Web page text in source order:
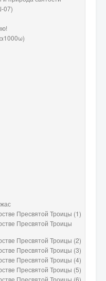
07)
Пресвятой Троицы (1)
Пресвятой Троицы
Пресвятой Троицы (2)
Пресвятой Троицы (3)
Пресвятой Троицы (4)
Пресвятой Троицы (5)
Пресвятой Троицы (6)